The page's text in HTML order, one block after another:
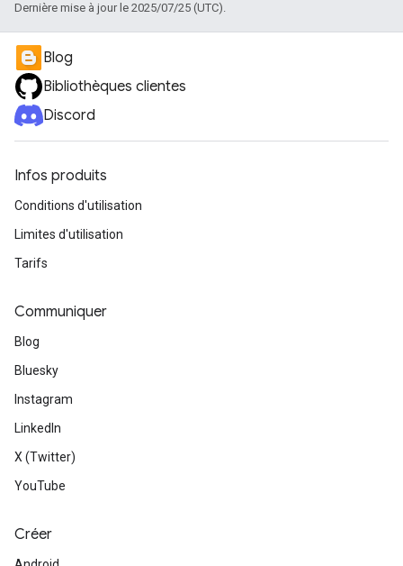
Dernière mise à jour le 2025/07/25 (UTC).
Blog
Bibliothèques clientes
Discord
Infos produits
Conditions d'utilisation
Limites d'utilisation
Tarifs
Communiquer
Blog
Bluesky
Instagram
LinkedIn
X (Twitter)
YouTube
Créer